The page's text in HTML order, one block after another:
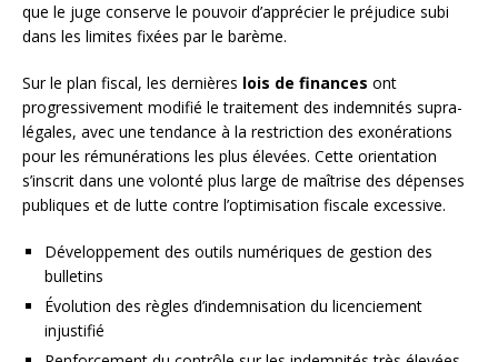
que le juge conserve le pouvoir d’apprécier le préjudice subi
dans les limites fixées par le barème.
Sur le plan fiscal, les dernières lois de finances ont
progressivement modifié le traitement des indemnités supra-
légales, avec une tendance à la restriction des exonérations
pour les rémunérations les plus élevées. Cette orientation
s’inscrit dans une volonté plus large de maîtrise des dépenses
publiques et de lutte contre l’optimisation fiscale excessive.
Développement des outils numériques de gestion des
bulletins
Évolution des règles d’indemnisation du licenciement
injustifié